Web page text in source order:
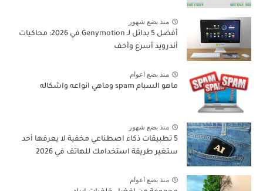
منذ بضع شهور
أفضل 5 بدائل لـ Genymotion في 2026: محاكيات
أندرويد أسرع وأخف
منذ بضع اعوام
ماهو السبام spam وماهي انواعه واشكاله
منذ بضع شهور
5 تطبيقات ذكاء اصطناعي مخفية لا يعرفها أحد
ستغير طريقة استخدامك للهاتف في 2026
منذ بضع اعوام